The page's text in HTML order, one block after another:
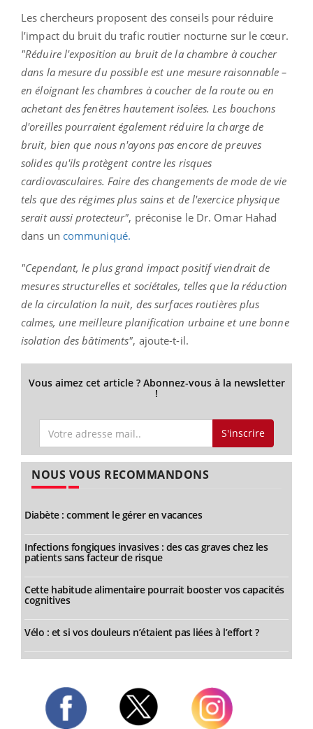
Les chercheurs proposent des conseils pour réduire
l’impact du bruit du trafic routier nocturne sur le cœur.
"Réduire l'exposition au bruit de la chambre à coucher
dans la mesure du possible est une mesure raisonnable –
en éloignant les chambres à coucher de la route ou en
achetant des fenêtres hautement isolées. Les bouchons
d'oreilles pourraient également réduire la charge de
bruit, bien que nous n'ayons pas encore de preuves
solides qu'ils protègent contre les risques
cardiovasculaires. Faire des changements de mode de vie
tels que des régimes plus sains et de l'exercice physique
serait aussi protecteur", préconise le Dr. Omar Hahad
dans un communiqué.
"Cependant, le plus grand impact positif viendrait de
mesures structurelles et sociétales, telles que la réduction
de la circulation la nuit, des surfaces routières plus
calmes, une meilleure planification urbaine et une bonne
isolation des bâtiments", ajoute-t-il.
Vous aimez cet article ? Abonnez-vous à la newsletter
!
S'inscrire
NOUS VOUS RECOMMANDONS
Diabète : comment le gérer en vacances
Infections fongiques invasives : des cas graves chez les
patients sans facteur de risque
Cette habitude alimentaire pourrait booster vos capacités
cognitives
Vélo : et si vos douleurs n’étaient pas liées à l’effort ?